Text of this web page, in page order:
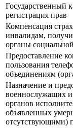
Государственный
регистрация прав
Компенсация
инвалидам,
органы
Предоставление
пользования
объединениям
Назначение и
военнослужащих и
органов
объявленных
отсутствующими)